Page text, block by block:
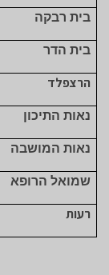
בית רבקה
בית הדר
הרצפלד
נאות התיכון
נאות המושבה
שמואל הרופא
רעות